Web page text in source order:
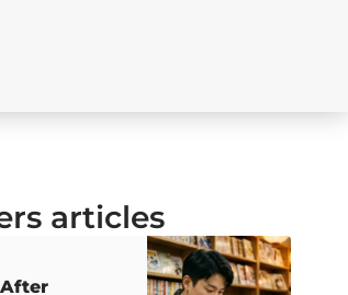
articles